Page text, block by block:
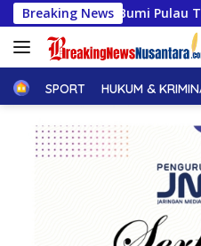
Langsung
ke
konten
Breaking News
Dari Bumi Pulau Toge
HomeSPORT HUKUM &